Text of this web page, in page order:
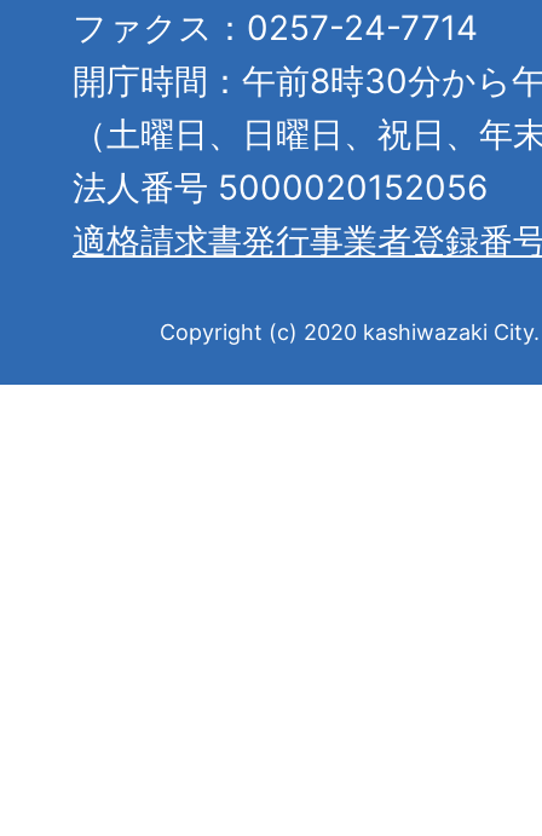
ファクス：0257-24-7714
開庁時間：午前8時30分から
（土曜日、日曜日、祝日、年
法人番号 5000020152056
適格請求書発行事業者登録番
Copyright (c) 2020 kashiwazaki